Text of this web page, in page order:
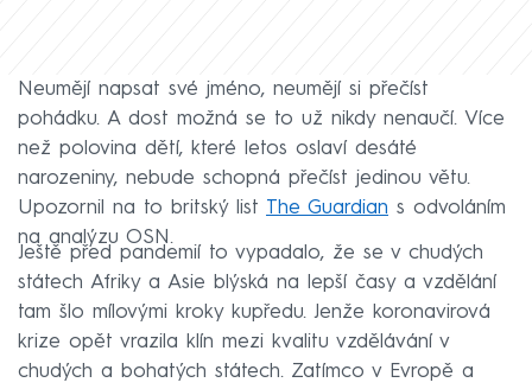
Neumějí napsat své jméno, neumějí si přečíst
pohádku. A dost možná se to už nikdy nenaučí. Více
než polovina dětí, které letos oslaví desáté
narozeniny, nebude schopná přečíst jedinou větu.
Upozornil na to britský list The Guardian s odvoláním
na analýzu OSN.
Ještě před pandemií to vypadalo, že se v chudých
státech Afriky a Asie blýská na lepší časy a vzdělání
tam šlo mílovými kroky kupředu. Jenže koronavirová
krize opět vrazila klín mezi kvalitu vzdělávání v
chudých a bohatých státech. Zatímco v Evropě a